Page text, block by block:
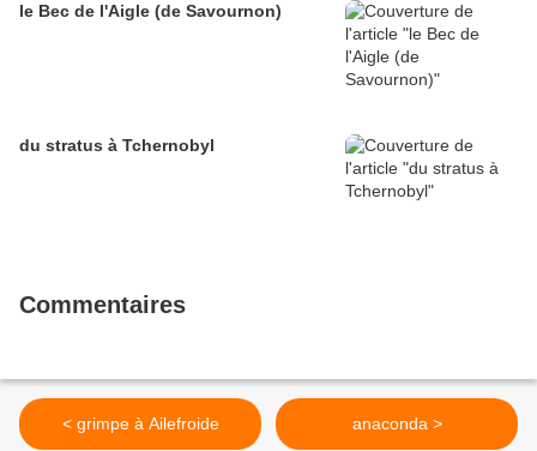
le Bec de l'Aigle (de Savournon)
du stratus à Tchernobyl
Commentaires
< grimpe à Ailefroide anaconda >